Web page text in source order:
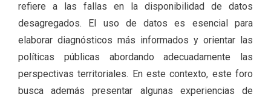
refiere a las fallas en la disponibilidad de datos
desagregados. El uso de datos es esencial para
elaborar diagnósticos más informados y orientar las
políticas públicas abordando adecuadamente las
perspectivas territoriales. En este contexto, este foro
busca además presentar algunas experiencias de